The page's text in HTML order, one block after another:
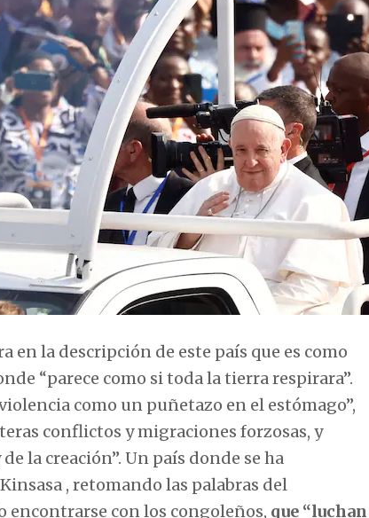
en la descripción de este país que es como
“parece como si toda la tierra respirara”.
como un puñetazo en el estómago”,
conflictos y migraciones forzosas, y
la creación”. Un país donde se ha
, retomando las palabras del
encontrarse con los congoleños, que “luchan